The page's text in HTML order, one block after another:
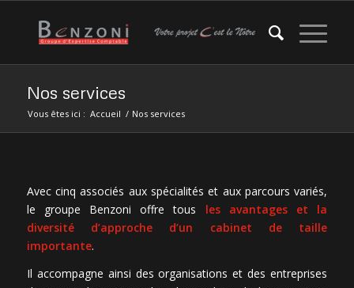
Nos services
Vous êtes ici : Accueil / Nos services
Avec cinq associés aux spécialités et aux parcours variés,
le groupe Benzoni offre tous les
avantages et la
diversité d’approche d’un cabinet de taille
importante.
Il accompagne ainsi des organisations et des entreprises